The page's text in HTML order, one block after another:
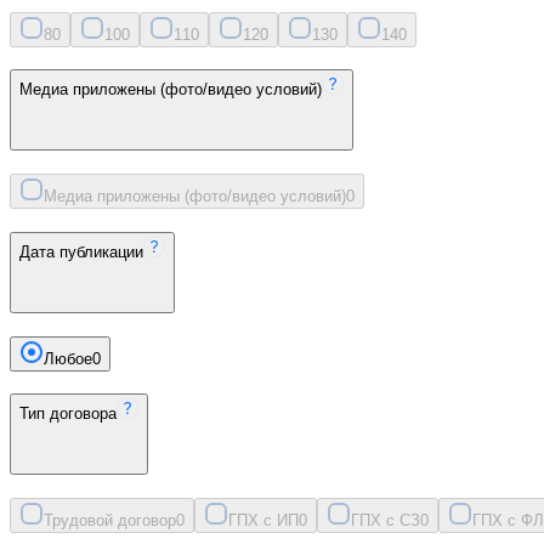
80 100 11 0 120 130 140
Медиа приложены (фото/видео условий)
Медиа приложены (фото/видео условий)0
Дата публикации
Любое0
Тип договора
Трудовой договор0 ГПХ с ИП0 ГПХ с СЗ0 ГПХ с ФЛ